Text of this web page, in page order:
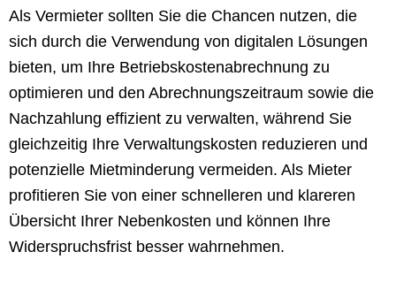
Als Vermieter sollten Sie die Chancen nutzen, die
sich durch die Verwendung von digitalen Lösungen
bieten, um Ihre Betriebskostenabrechnung zu
optimieren und den Abrechnungszeitraum sowie die
Nachzahlung effizient zu verwalten, während Sie
gleichzeitig Ihre Verwaltungskosten reduzieren und
potenzielle Mietminderung vermeiden. Als Mieter
profitieren Sie von einer schnelleren und klareren
Übersicht Ihrer Nebenkosten und können Ihre
Widerspruchsfrist besser wahrnehmen.